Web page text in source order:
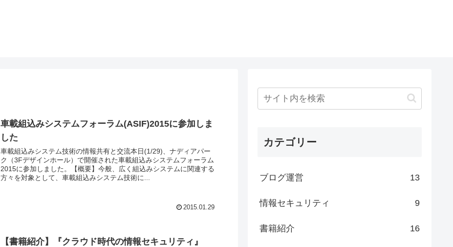
車載組込みシステムフォーラム(ASIF)2015に参加しま
した
車載組込みシステム技術の情報共有と交流本日(1/29)、ナディアパー
ク（3Fデザインホール）で開催された車載組込みシステムフォーラム
2015に参加しました。【概要】今般、広く組込みシステムに関連する
方々を対象として、車載組込みシステム技術に...
2015.01.29
【書籍紹介】『クラウド時代の情報セキュリティ』
カテゴリー
ブログ運営 13
情報セキュリティ 9
書籍紹介 16